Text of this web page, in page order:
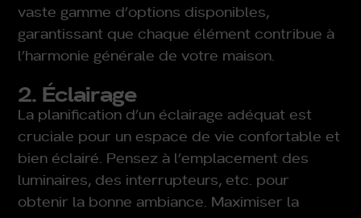
vaste gamme d’options disponibles,
garantissant que chaque élément contribue à
l’harmonie générale de votre maison.
2. Éclairage
La planification d’un éclairage adéquat est
cruciale pour un espace de vie confortable et
bien éclairé. Pensez à l’emplacement des
luminaires, des interrupteurs, etc. pour
obtenir la bonne ambiance. Maximiser la